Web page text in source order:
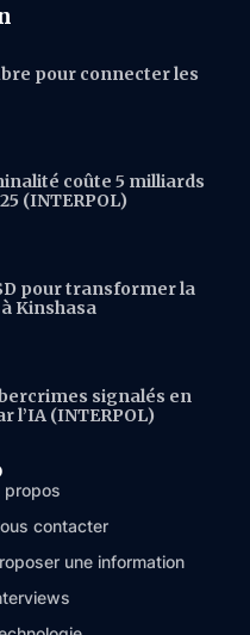
pour connecter les
coûte 5 milliards
(INTERPOL)
pour transformer la
Kinshasa
signalés en
l’IA (INTERPOL)
propos
contacter
une information